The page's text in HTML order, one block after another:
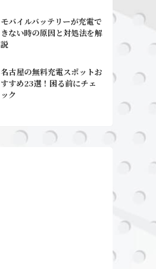
モバイルバッテリーが充電で
きない時の原因と対処法を解
説
名古屋の無料充電スポットお
すすめ23選！困る前にチェ
ック